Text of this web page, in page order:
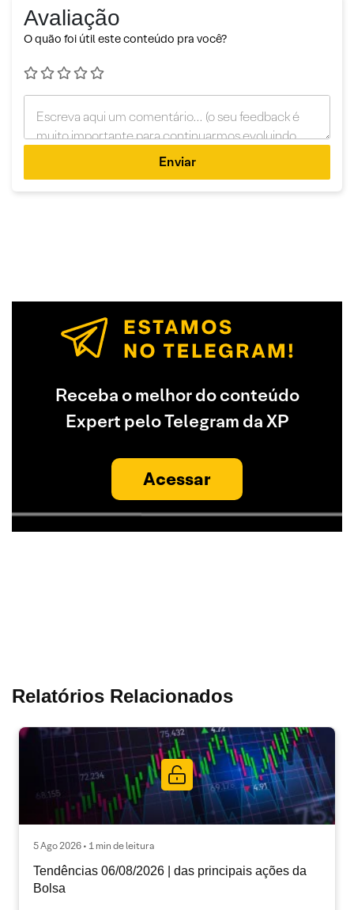
Avaliação
O quão foi útil este conteúdo pra você?
Enviar
Receba o melhor do conteúdo
Expert pelo Telegram da XP
Acessar
Relatórios Relacionados
5 Ago 2026 • 1 min de leitura
Tendências 06/08/2026 | das principais ações da
Bolsa